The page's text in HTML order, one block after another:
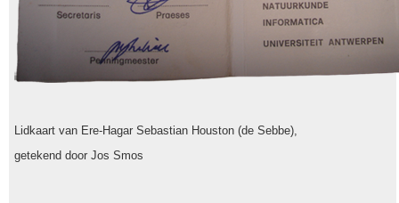
Lidkaart van Ere-Hagar Sebastian Houston (de Sebbe),
getekend door Jos Smos